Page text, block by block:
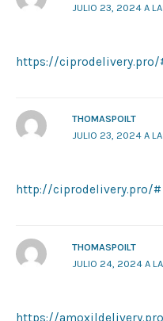
JULIO 23, 2024 A
https://ciprodelivery.pro/
THOMASPOILT
JULIO 23, 2024 A
http://ciprodelivery.pro/#
THOMASPOILT
JULIO 24, 2024 A
https://